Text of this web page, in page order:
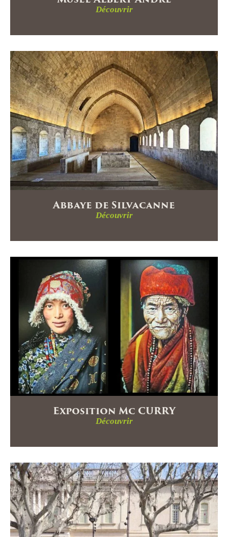
Découvrir
Abbaye de Silvacanne
Découvrir
Exposition Mc CURRY
Découvrir